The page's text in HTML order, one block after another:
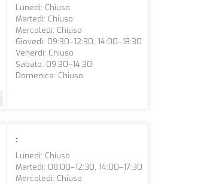
Lunedì: Chiuso
Martedì: Chiuso
Mercoledì: Chiuso
Giovedì: 09:30–12:30, 14:00–18:30
Venerdì: Chiuso
Sabato: 09:30–14:30
Domenica: Chiuso
:
Lunedì: Chiuso
Martedì: 08:00–12:30, 14:00–17:30
Mercoledì: Chiuso